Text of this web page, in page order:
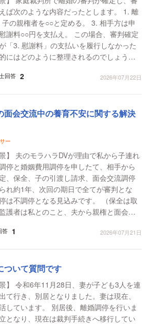
次のような内容だったとします。 1. 離
の親権者を○○と定める。 3. 相手方は申
円を支払え。 この場合、審判確定
「3. 慰謝料」の支払いを履行しなかった
にはどのように整理されるのでしょう
回答 2 2026年07月22日
面会交流中の養育不安に関する解決
ー
】 夫のモラハラDVが理由で私から子連れ
停と婚姻費用調停を申したて、相手から
、保全、子の引渡し請求、面会交流調停
れ約1年、次回の期日で全てが審判とな
は不調停となる見込みです。 （保全は取
護者は私とのこと、夫から親権と面会交
答 1 2026年07月21日
ついて質問です
】 令和6年11月28日、妻が子ども3人を連
て行き、別居となりました。妻は現在、
別居後、離婚調停を行いま
となり、現在は裁判手続きへ移行してい